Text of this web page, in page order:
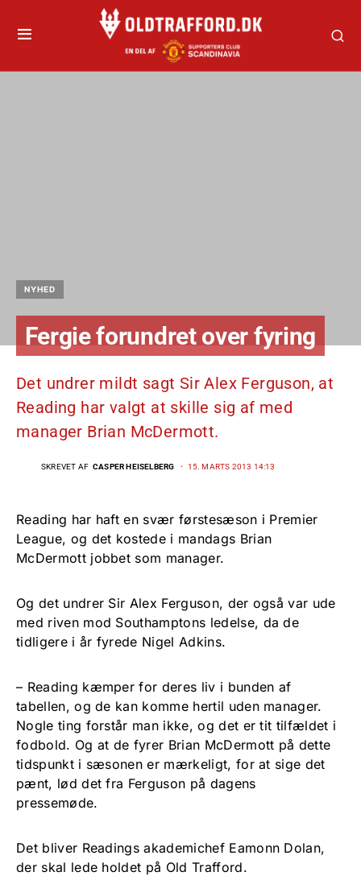
NYHED
Fergie forundret over fyring
Det undrer mildt sagt Sir Alex Ferguson, at
Reading har valgt at skille sig af med
manager Brian McDermott.
SKREVET AF CASPER HEISELBERG 15. MARTS 2013 14:13
Reading har haft en svær førstesæson i Premier
League, og det kostede i mandags Brian
McDermott jobbet som manager.
Og det undrer Sir Alex Ferguson, der også var ude
med riven mod Southamptons ledelse, da de
tidligere i år fyrede Nigel Adkins.
– Reading kæmper for deres liv i bunden af
tabellen, og de kan komme hertil uden manager.
Nogle ting forstår man ikke, og det er tit tilfældet i
fodbold. Og at de fyrer Brian McDermott på dette
tidspunkt i sæsonen er mærkeligt, for at sige det
pænt, lød det fra Ferguson på dagens
pressemøde.
Det bliver Readings akademichef Eamonn Dolan,
der skal lede holdet på Old Trafford.